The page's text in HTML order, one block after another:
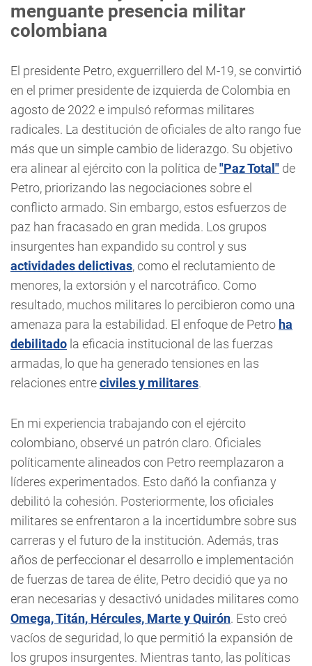
menguante presencia militar
colombiana
El presidente Petro, exguerrillero del M-19, se convirtió
en el primer presidente de izquierda de Colombia en
agosto de 2022 e impulsó reformas militares
radicales. La destitución de oficiales de alto rango fue
más que un simple cambio de liderazgo. Su objetivo
era alinear al ejército con la política de"Paz Total" de
Petro, priorizando las negociaciones sobre el
conflicto armado. Sin embargo, estos esfuerzos de
paz han fracasado en gran medida. Los grupos
insurgentes han expandido su control y sus
actividades delictivas, como el reclutamiento de
menores, la extorsión y el narcotráfico. Como
resultado, muchos militares lo percibieron como una
amenaza para la estabilidad. El enfoque de Petro ha
debilitado la eficacia institucional de las fuerzas
armadas, lo que ha generado tensiones en las
relaciones entreciviles y militares.
En mi experiencia trabajando con el ejército
colombiano, observé un patrón claro. Oficiales
políticamente alineados con Petro reemplazaron a
líderes experimentados. Esto dañó la confianza y
debilitó la cohesión. Posteriormente, los oficiales
militares se enfrentaron a la incertidumbre sobre sus
carreras y el futuro de la institución. Además, tras
años de perfeccionar el desarrollo e implementación
de fuerzas de tarea de élite, Petro decidió que ya no
eran necesarias y desactivó unidades militares como
Omega, Titán, Hércules, Marte y Quirón. Esto creó
vacíos de seguridad, lo que permitió la expansión de
los grupos insurgentes. Mientras tanto, las políticas